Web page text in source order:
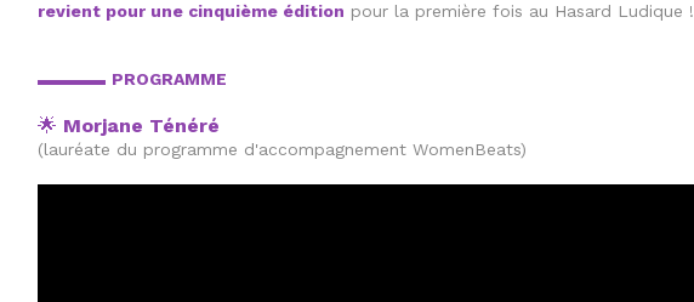
revient pour une cinquième édition pour la première fois au Hasard Ludique !
▬▬▬▬ PROGRAMME
🌟 Morjane Ténéré
(lauréate du programme d'accompagnement WomenBeats)